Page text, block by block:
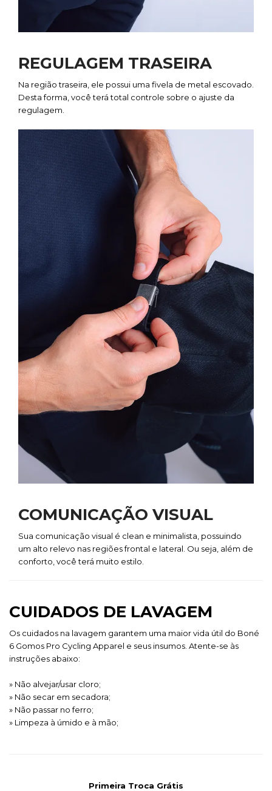
REGULAGEM TRASEIRA
Na região traseira, ele possui uma fivela de metal escovado.
Desta forma, você terá total controle sobre o ajuste da
regulagem.
COMUNICAÇÃO VISUAL
Sua comunicação visual é clean e minimalista, possuindo
um alto relevo nas regiões frontal e lateral. Ou seja, além de
conforto, você terá muito estilo.
CUIDADOS DE LAVAGEM
Os cuidados na lavagem garantem uma maior vida útil do Boné
6 Gomos Pro Cycling Apparel e seus insumos. Atente-se às
instruções abaixo:
» Não alvejar/usar cloro;
» Não secar em secadora;
» Não passar no ferro;
» Limpeza à úmido e à mão;
Primeira Troca Grátis